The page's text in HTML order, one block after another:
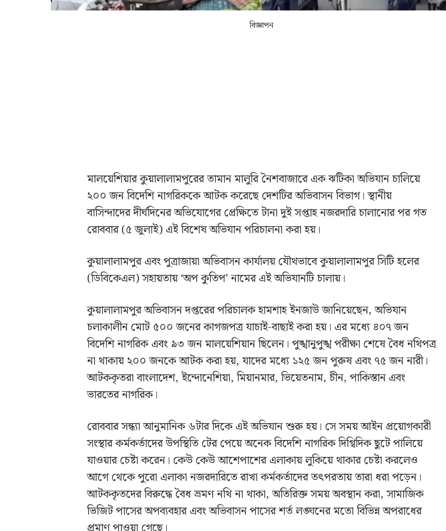
বিজ্ঞাপন
মালয়েশিয়ার কুয়ালালামপুরের তামান মালুরি নৈশবাজারে এক ঝটিকা অভিযান চালিয়ে
২০০ জন বিদেশি নাগরিককে আটক করেছে দেশটির অভিবাসন বিভাগ। স্থানীয়
বাসিন্দাদের দীর্ঘদিনের অভিযোগের প্রেক্ষিতে টানা দুই সপ্তাহ নজরদারি চালানোর পর গত
রোববার (৫ জুলাই) এই বিশেষ অভিযান পরিচালনা করা হয়।
কুয়ালালামপুর এবং পুত্রাজায়া অভিবাসন কার্যালয় যৌথভাবে কুয়ালালামপুর সিটি হলের
(ডিবিকেএল) সহায়তায় ‘অপ কুতিপ’ নামের এই অভিযানটি চালায়।
কুয়ালালামপুর অভিবাসন দপ্তরের পরিচালক হামশাহ ইনজাউ জানিয়েছেন, অভিযান
চলাকালীন মোট ৫০০ জনের কাগজপত্র যাচাই-বাছাই করা হয়। এর মধ্যে ৪০৭ জন
বিদেশি নাগরিক এবং ৯৩ জন মালয়েশিয়ান ছিলেন। পুঙ্খানুপুঙ্খ পরীক্ষা শেষে বৈধ নথিপত্র
না থাকায় ২০০ জনকে আটক করা হয়, যাদের মধ্যে ১২৫ জন পুরুষ এবং ৭৫ জন নারী।
আটককৃতরা বাংলাদেশ, ইন্দোনেশিয়া, মিয়ানমার, ভিয়েতনাম, চীন, পাকিস্তান এবং
ভারতের নাগরিক।
রোববার সন্ধ্যা আনুমানিক ৬টার দিকে এই অভিযান শুরু হয়। সে সময় আইন প্রয়োগকারী
সংস্থার কর্মকর্তাদের উপস্থিতি টের পেয়ে অনেক বিদেশি নাগরিক দিগ্বিদিক ছুটে পালিয়ে
যাওয়ার চেষ্টা করেন। কেউ কেউ আশেপাশের এলাকায় লুকিয়ে থাকার চেষ্টা করলেও
আগে থেকে পুরো এলাকা নজরদারিতে রাখা কর্মকর্তাদের তৎপরতায় তারা ধরা পড়েন।
আটককৃতদের বিরুদ্ধে বৈধ ভ্রমণ নথি না থাকা, অতিরিক্ত সময় অবস্থান করা, সামাজিক
ভিজিট পাসের অপব্যবহার এবং অভিবাসন পাসের শর্ত লঙ্ঘনের মতো বিভিন্ন অপরাধের